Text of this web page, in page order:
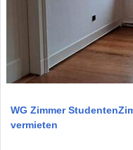
WG Zimmer
vermieten